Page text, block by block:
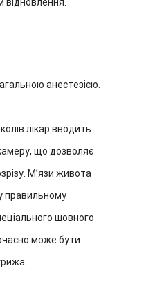
анестезією.
лікар вводить
що дозволяє
М’язи живота
правильному
шовного
може бути